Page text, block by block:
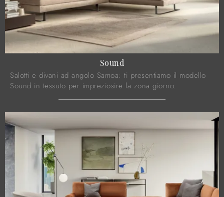
Sound
Salotti e divani ad angolo Samoa: ti presentiamo il modello
Sound in tessuto per impreziosire la zona giorno.